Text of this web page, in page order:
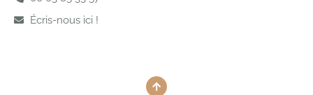
Écris-nous ici !